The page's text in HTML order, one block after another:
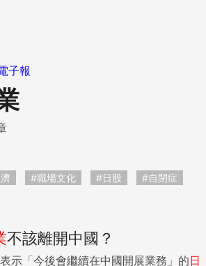
子報
#職場文化 #日股 #自閉症
不該離開中國？
示「今後會繼續在中國開展業務」的日